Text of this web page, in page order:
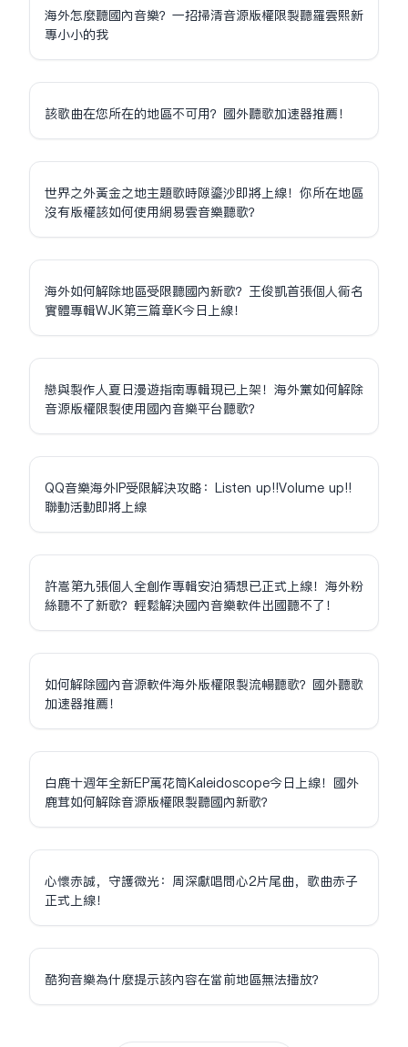
海外怎麼聽國內音樂？一招掃清音源版權限制聽羅雲熙新
專小小的我
該歌曲在您所在的地區不可用？國外聽歌加速器推薦！
世界之外黃金之地主題歌時隙鎏沙即將上線！你所在地區
沒有版權該如何使用網易雲音樂聽歌？
海外如何解除地區受限聽國內新歌？王俊凱首張個人同名
實體專輯WJK第三篇章K今日上線！
戀與製作人夏日漫遊指南專輯現已上架！海外黨如何解除
音源版權限制使用國內音樂平台聽歌？
QQ音樂海外IP受限解決攻略：Listen up!!Volume up!!
聯動活動即將上線
許嵩第九張個人全創作專輯安泊猜想已正式上線！海外粉
絲聽不了新歌？輕鬆解決國內音樂軟件出國聽不了！
如何解除國內音源軟件海外版權限制流暢聽歌？國外聽歌
加速器推薦！
白鹿十週年全新EP萬花筒Kaleidoscope今日上線！國外
鹿茸如何解除音源版權限制聽國內新歌？
心懷赤誠，守護微光：周深獻唱問心2片尾曲，歌曲赤子
正式上線！
酷狗音樂為什麼提示該內容在當前地區無法播放？